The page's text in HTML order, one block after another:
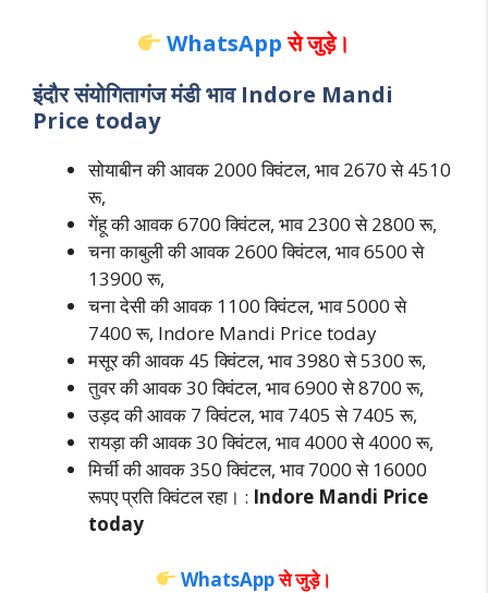
WhatsApp से जुड़े।
इंदौर संयोगितागंज मंडी भाव Indore Mandi
Price today
सोयाबीन की आवक 2000 क्विंटल, भाव 2670 से 4510
रू,
गेंहू की आवक 6700 क्विंटल, भाव 2300 से 2800 रू,
चना काबुली की आवक 2600 क्विंटल, भाव 6500 से
13900 रू,
चना देसी की आवक 1100 क्विंटल, भाव 5000 से
7400 रू, Indore Mandi Price today
मसूर की आवक 45 क्विंटल, भाव 3980 से 5300 रू,
तुवर की आवक 30 क्विंटल, भाव 6900 से 8700 रू,
उड़द की आवक 7 क्विंटल, भाव 7405 से 7405 रू,
रायड़ा की आवक 30 क्विंटल, भाव 4000 से 4000 रू,
मिर्ची की आवक 350 क्विंटल, भाव 7000 से 16000
रूपए प्रति क्विंटल रहा। : Indore Mandi Price
today
WhatsAppसे जुड़े।